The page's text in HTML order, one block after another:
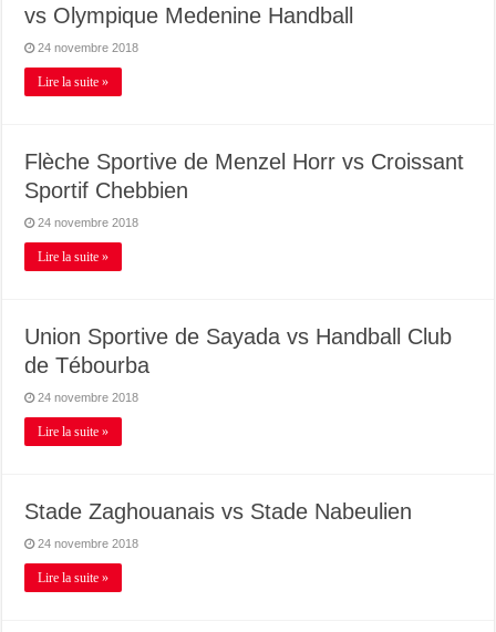
vs Olympique Medenine Handball
24 novembre 2018
Lire la suite »
Flèche Sportive de Menzel Horr vs Croissant
Sportif Chebbien
24 novembre 2018
Lire la suite »
Union Sportive de Sayada vs Handball Club
de Tébourba
24 novembre 2018
Lire la suite »
Stade Zaghouanais vs Stade Nabeulien
24 novembre 2018
Lire la suite »